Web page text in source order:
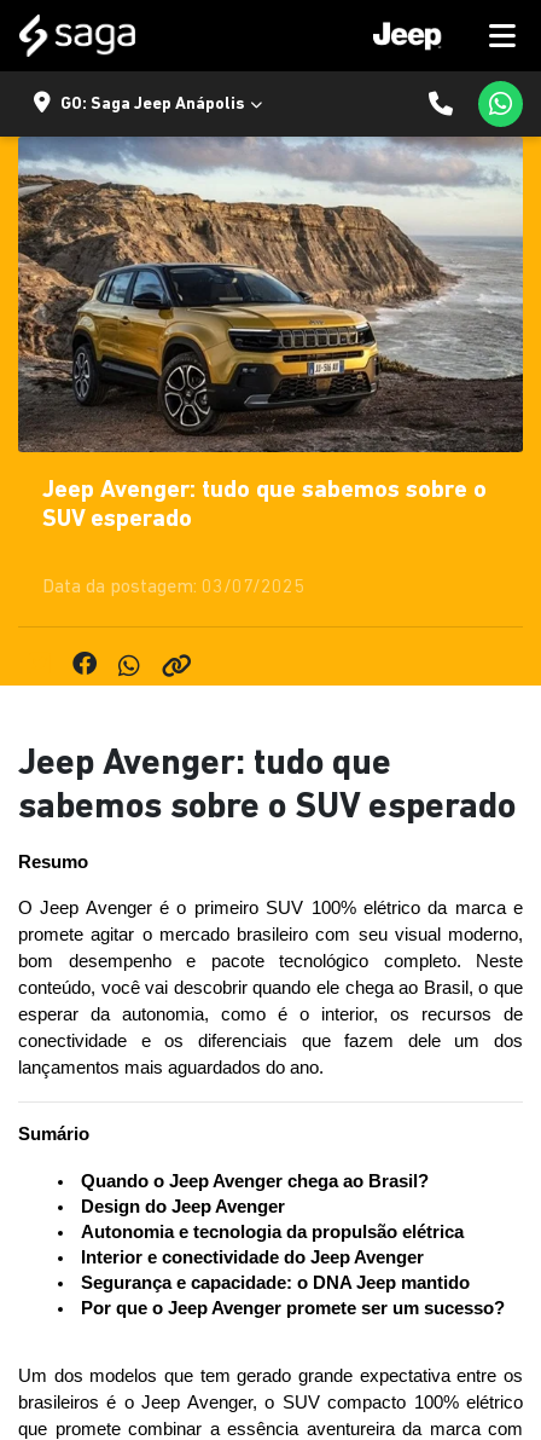
GO: Saga Jeep Anápolis
Jeep Avenger: tudo que sabemos sobre o
SUV esperado
Data da postagem: 03/07/2025
Jeep Avenger: tudo que
sabemos sobre o SUV esperado
Resumo
O Jeep Avenger é o primeiro SUV 100% elétrico da marca e
promete agitar o mercado brasileiro com seu visual moderno,
bom desempenho e pacote tecnológico completo. Neste
conteúdo, você vai descobrir quando ele chega ao Brasil, o que
esperar da autonomia, como é o interior, os recursos de
conectividade e os diferenciais que fazem dele um dos
lançamentos mais aguardados do ano.
Sumário
Quando o Jeep Avenger chega ao Brasil?
Design do Jeep Avenger
Autonomia e tecnologia da propulsão elétrica
Interior e conectividade do Jeep Avenger
Segurança e capacidade: o DNA Jeep mantido
Por que o Jeep Avenger promete ser um sucesso?
Um dos modelos que tem gerado grande expectativa entre os
brasileiros é o Jeep Avenger, o SUV compacto 100% elétrico
que promete combinar a essência aventureira da marca com